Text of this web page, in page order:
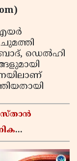
എയര്‍
ഡെല്‍ഹി